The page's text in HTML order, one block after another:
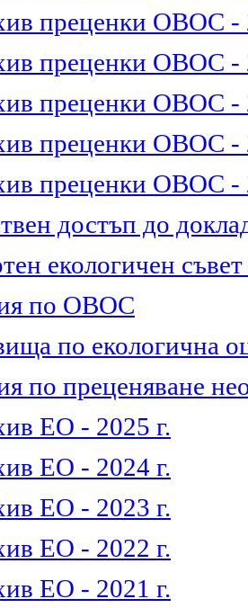
преценки ОВОС -
преценки ОВОС -
преценки ОВОС -
преценки ОВОС -
преценки ОВОС -
достъп до
екологичен
по ОВОС
по екологична
по преценяване
ЕО - 2025 г.
ЕО - 2024 г.
ЕО - 2023 г.
ЕО - 2022 г.
ЕО - 2021 г.